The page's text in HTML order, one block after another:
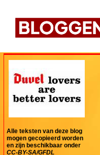
Alle teksten van deze blog
mogen gecopieerd worden
en zijn beschikbaar onder
CC-BY-SA/GFDL